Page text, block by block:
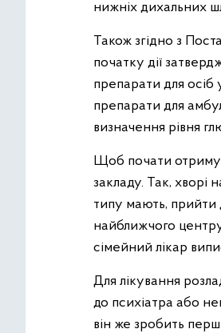
нижніх дихальних
Також згідно з
початку дії
препарати для осіб
препарати для
визначення рівня
Щоб почати
закладу. Так, хворі
типу мають, прийти
найближчого
сімейний лікар
Для лікування
до психіатра або
він же зробить